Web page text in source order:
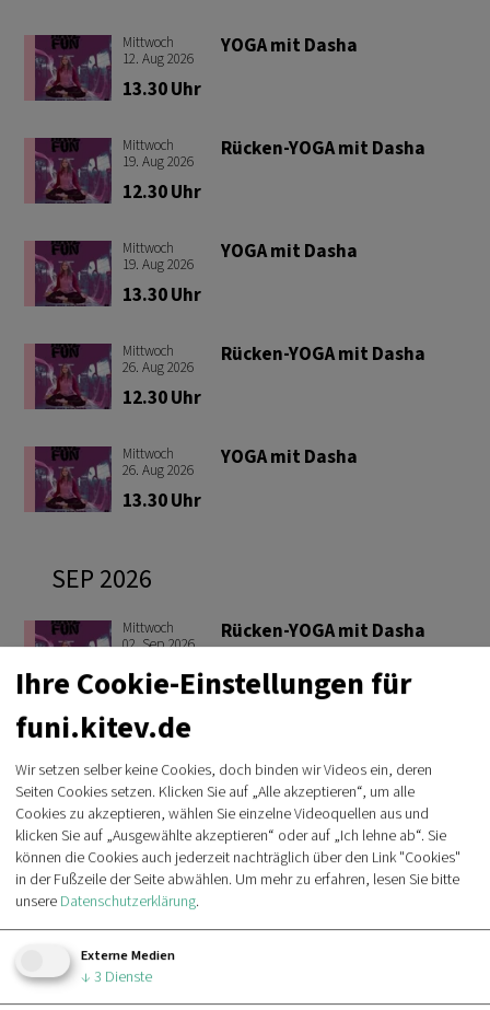
Mittwoch
12.Aug2026
13.30 Uhr
YOGA mit Dasha
Mittwoch
19.Aug2026
12.30 Uhr
Rücken-YOGA mit Dasha
Mittwoch
19.Aug2026
13.30 Uhr
YOGA mit Dasha
Mittwoch
26.Aug2026
12.30 Uhr
Rücken-YOGA mit Dasha
Mittwoch
26.Aug2026
13.30 Uhr
YOGA mit Dasha
SEP 2026
Mittwoch
02.Sep2026
12.30 Uhr
Rücken-YOGA mit Dasha
Mittwoch
13.30 Uhr
Mittwoch
09.Sep2026
12.30 Uhr
Rücken-YOGA mit Dasha
Mittwoch
09.Sep2026
13.30 Uhr
YOGA mit Dasha
Ihre Cookie-Einstellungen für
funi.kitev.de
Wir setzen selber keine Cookies, doch binden wir Videos ein, deren
Seiten Cookies setzen. Klicken Sie auf „Alle akzeptieren“, um alle
Cookies zu akzeptieren, wählen Sie einzelne Videoquellen aus und
klicken Sie auf „Ausgewählte akzeptieren“ oder auf „Ich lehne ab“. Sie
können die Cookies auch jederzeit nachträglich über den Link "Cookies"
in der Fußzeile der Seite abwählen. Um mehr zu erfahren, lesen Sie bitte
unsere Datenschutzerklärung.
Externe Medien
↓ 3 Dienste